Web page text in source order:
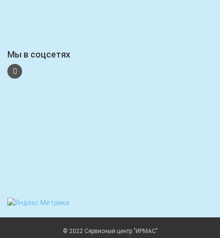
Мы в соцсетях
© 2022 Сервисный центр "ИРМАС"